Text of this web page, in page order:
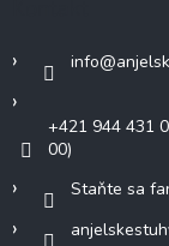
info@
+421 944 431
00)
Staňte sa